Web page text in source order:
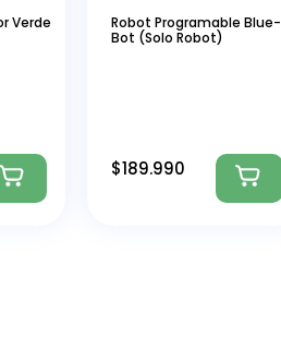
Verde
Robot Programable Blue-
Bot (Solo Robot)
$189.990